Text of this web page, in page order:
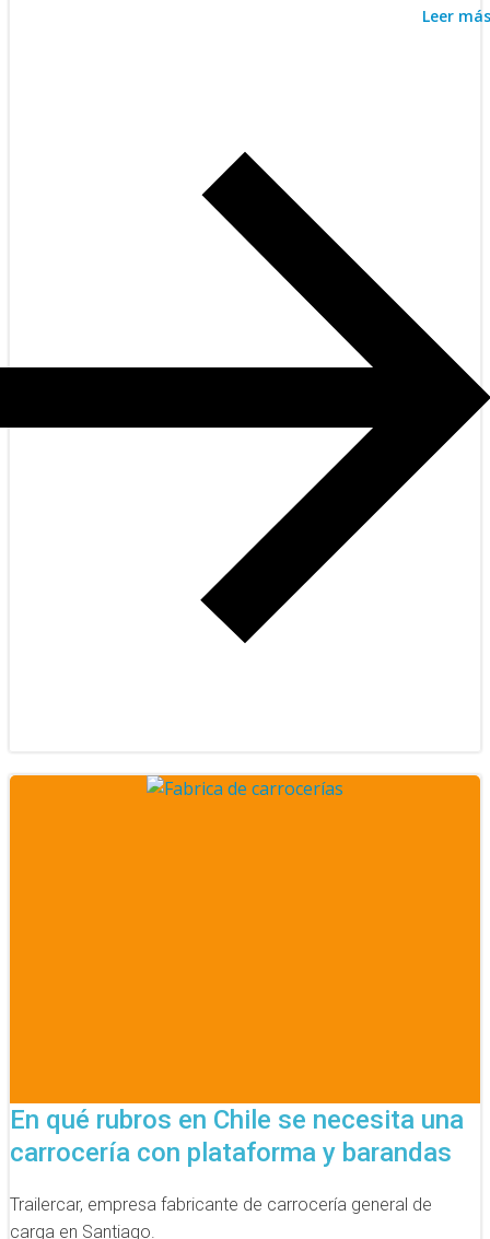
Leer más
En qué rubros en Chile se necesita una
carrocería con plataforma y barandas
Trailercar, empresa fabricante de carrocería general de
carga en Santiago.